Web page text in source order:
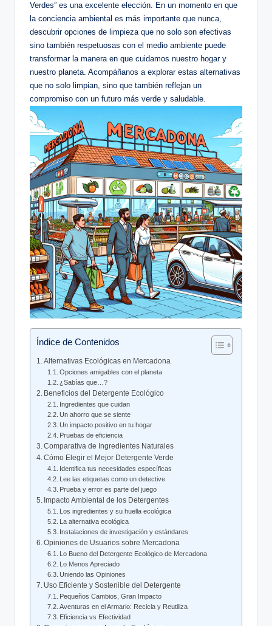
Verdes” es una excelente elección. En un momento en que
la conciencia ambiental es más importante que nunca,
descubrir opciones de limpieza que no solo son efectivas
sino también respetuosas con el medio ambiente puede
transformar la manera en que cuidamos nuestro hogar y
nuestro planeta. Acompáñanos a explorar estas alternativas
que no solo limpian, sino que también reflejan un
compromiso con un futuro más verde y saludable.
Índice de Contenidos
Alternativas Ecológicas en Mercadona
Opciones amigables con el planeta
¿Sabías que…?
Beneficios del Detergente Ecológico
Ingredientes que cuidan
Un ahorro que se siente
Un impacto positivo en tu hogar
Pruebas de eficiencia
Comparativa de Ingredientes Naturales
Cómo Elegir el Mejor Detergente Verde
Identifica tus necesidades específicas
Lee las etiquetas como un detective
Prueba y error es parte del juego
Impacto Ambiental de los Detergentes
Los ingredientes y su huella ecológica
La alternativa ecológica
Instalaciones de investigación y estándares
Opiniones de Usuarios sobre Mercadona
Lo Bueno del Detergente Ecológico de Mercadona
Lo Menos Apreciado
Uniendo las Opiniones
Uso Eficiente y Sostenible del Detergente
Pequeños Cambios, Gran Impacto
Aventuras en el Armario: Recicla y Reutiliza
Eficiencia vs Efectividad